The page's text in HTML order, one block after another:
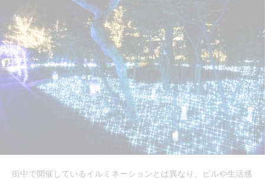
街中で開催しているイルミネーションとは異なり、ビルや生活感